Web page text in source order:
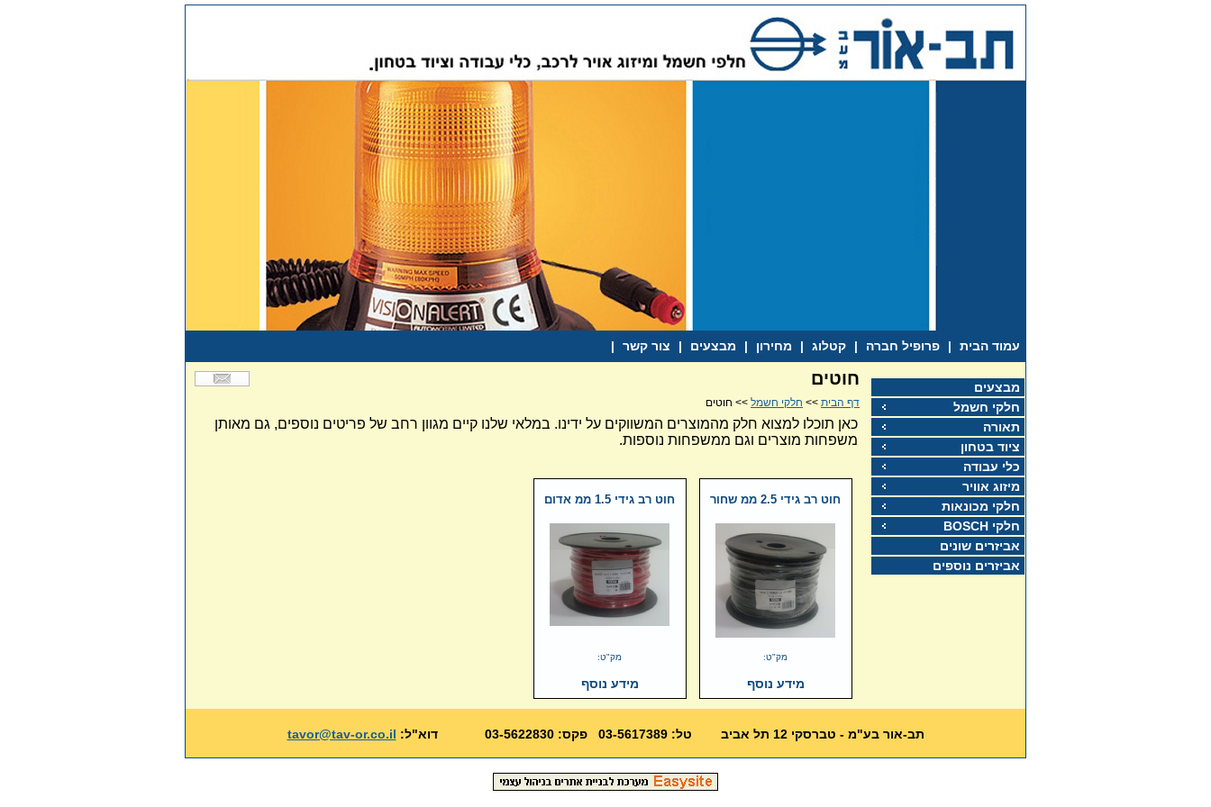
עמוד הבית | פרופיל חברה | קטלוג | מחירון | מבצעים | צור קשר |
מבצעים
חלקי חשמל
תאורה
ציוד בטחון
כלי עבודה
מיזוג אוויר
חלקי מכונאות
חלקי BOSCH
אביזרים שונים
אביזרים נוספים
חוטים
דף הבית >> חלקי חשמל >> חוטים
כאן תוכלו למצוא חלק מהמוצרים המשווקים על ידינו. במלאי שלנו קיים מגוון רחב של פריטים נוספים, גם מאותן
משפחות מוצרים וגם ממשפחות נוספות.
חוט רב גידי 2.5 ממ שחור
מק"ט:
מידע נוסף
חוט רב גידי 1.5 ממ אדום
מק"ט:
מידע נוסף
תב-אור בע"מ - טברסקי 12 תל אביב טל: 03-5617389 פקס: 03-5622830 דוא"ל: tavor@tav-or.co.il